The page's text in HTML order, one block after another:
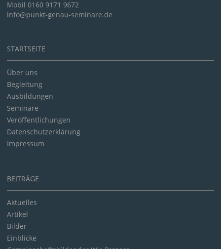
Mobil 0160 9171 9672
info@punkt-genau-seminare.de
STARTSEITE
Über uns
Begleitung
Ausbildungen
Seminare
Veröffentlichungen
Datenschutzerklärung
Impressum
BEITRÄGE
Aktuelles
Artikel
Bilder
Einblicke